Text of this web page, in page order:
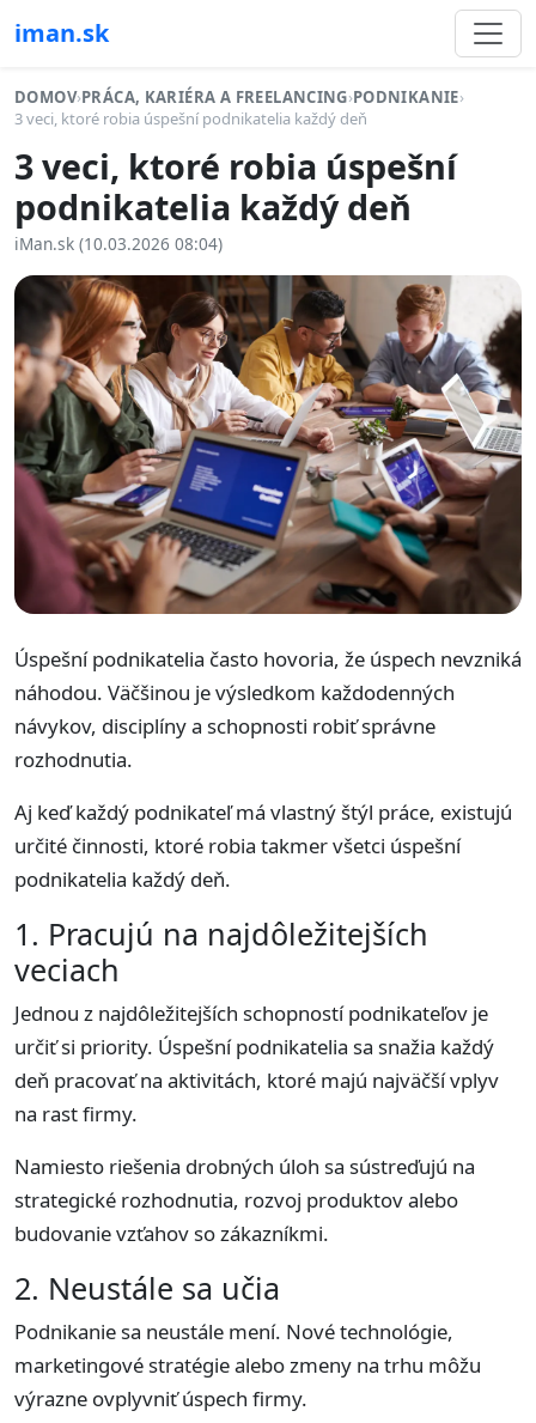
iman.sk
DOMOV›PRÁCA, KARIÉRA A FREELANCING›PODNIKANIE›
3 veci, ktoré robia úspešní podnikatelia každý deň
3 veci, ktoré robia úspešní
podnikatelia každý deň
iMan.sk (10.03.2026 08:04)
Úspešní podnikatelia často hovoria, že úspech nevzniká
náhodou. Väčšinou je výsledkom každodenných
návykov, disciplíny a schopnosti robiť správne
rozhodnutia.
Aj keď každý podnikateľ má vlastný štýl práce, existujú
určité činnosti, ktoré robia takmer všetci úspešní
podnikatelia každý deň.
1. Pracujú na najdôležitejších
veciach
Jednou z najdôležitejších schopností podnikateľov je
určiť si priority. Úspešní podnikatelia sa snažia každý
deň pracovať na aktivitách, ktoré majú najväčší vplyv
na rast firmy.
Namiesto riešenia drobných úloh sa sústreďujú na
strategické rozhodnutia, rozvoj produktov alebo
budovanie vzťahov so zákazníkmi.
2. Neustále sa učia
Podnikanie sa neustále mení. Nové technológie,
marketingové stratégie alebo zmeny na trhu môžu
výrazne ovplyvniť úspech firmy.